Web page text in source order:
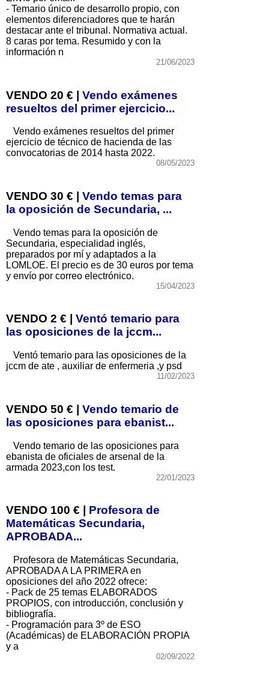
- Temario único de desarrollo propio, con
elementos diferenciadores que te harán
destacar ante el tribunal. Normativa actual.
8 caras por tema. Resumido y con la
información n
21/06/2023
VENDO 20 € | Vendo exámenes
resueltos del primer ejercicio...
Vendo exámenes resueltos del primer
ejercicio de técnico de hacienda de las
convocatorias de 2014 hasta 2022.
08/05/2023
VENDO 30 € | Vendo temas para
la oposición de Secundaria, ...
Vendo temas para la oposición de
Secundaria, especialidad inglés,
preparados por mí y adaptados a la
LOMLOE. El precio es de 30 euros por tema
y envío por correo electrónico.
15/04/2023
VENDO 2 € | Ventó temario para
las oposiciones de la jccm...
Ventó temario para las oposiciones de la
jccm de ate , auxiliar de enfermeria ,y psd
11/02/2023
VENDO 50 € | Vendo temario de
las oposiciones para ebanist...
Vendo temario de las oposiciones para
ebanista de oficiales de arsenal de la
armada 2023,con los test.
22/01/2023
VENDO 100 € | Profesora de
Matemáticas Secundaria,
APROBADA...
Profesora de Matemáticas Secundaria,
APROBADA A LA PRIMERA en
oposiciones del año 2022 ofrece:
- Pack de 25 temas ELABORADOS
PROPIOS, con introducción, conclusión y
bibliografía.
- Programación para 3º de ESO
(Académicas) de ELABORACIÓN PROPIA
y a
02/09/2022